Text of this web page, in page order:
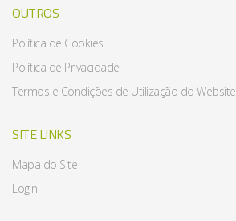
OUTROS
Política de Cookies
Política de Privacidade
Termos e Condições de Utilização do Website
SITE LINKS
Mapa do Site
Login